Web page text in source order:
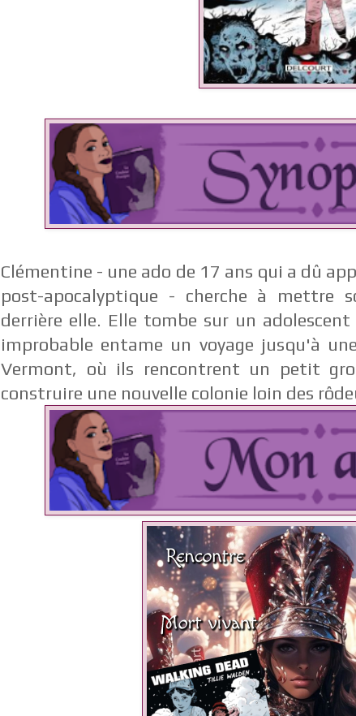
Clémentine - une ado de 17 ans qui a dû
post-apocalyptique - cherche à mettre
derrière elle. Elle tombe sur un
improbable entame un voyage jusqu'à
Vermont, où ils rencontrent un petit
construire une nouvelle colonie loin des